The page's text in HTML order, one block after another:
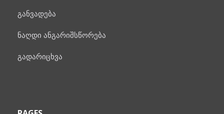
განვადება
ნაღდი ანგარიშსწორება
გადარიცხვა